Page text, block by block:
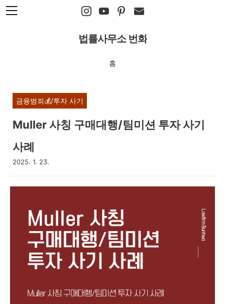
본문 바로가기
법률사무소 번화
홈
금융범죄💰/투자 사기
Muller 사칭 구매대행/팀미션 투자 사기
사례
2025. 1. 23.